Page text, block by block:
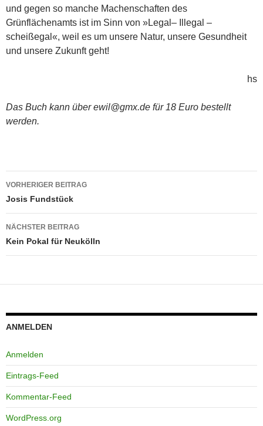
und gegen so manche Machenschaften des
Grünflächenamts ist im Sinn von »Legal– Illegal –
scheißegal«, weil es um unsere Natur, unsere Gesundheit
und unsere Zukunft geht!
hs
Das Buch kann über ewil@gmx.de für 18 Euro bestellt
werden.
Beitragsnavigation
VORHERIGER BEITRAG
Josis Fundstück
NÄCHSTER BEITRAG
Kein Pokal für Neukölln
ANMELDEN
Anmelden
Eintrags-Feed
Kommentar-Feed
WordPress.org